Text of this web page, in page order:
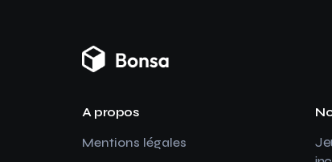
A propos
Mentions légales